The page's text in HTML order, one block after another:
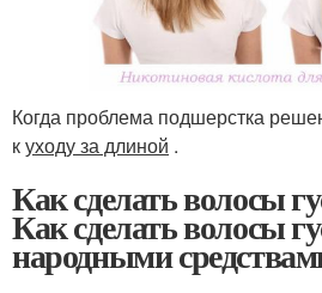
Когда проблема подшерстка
куходу за длиной .
Как сделать волосы
Как сделать волосы
народными